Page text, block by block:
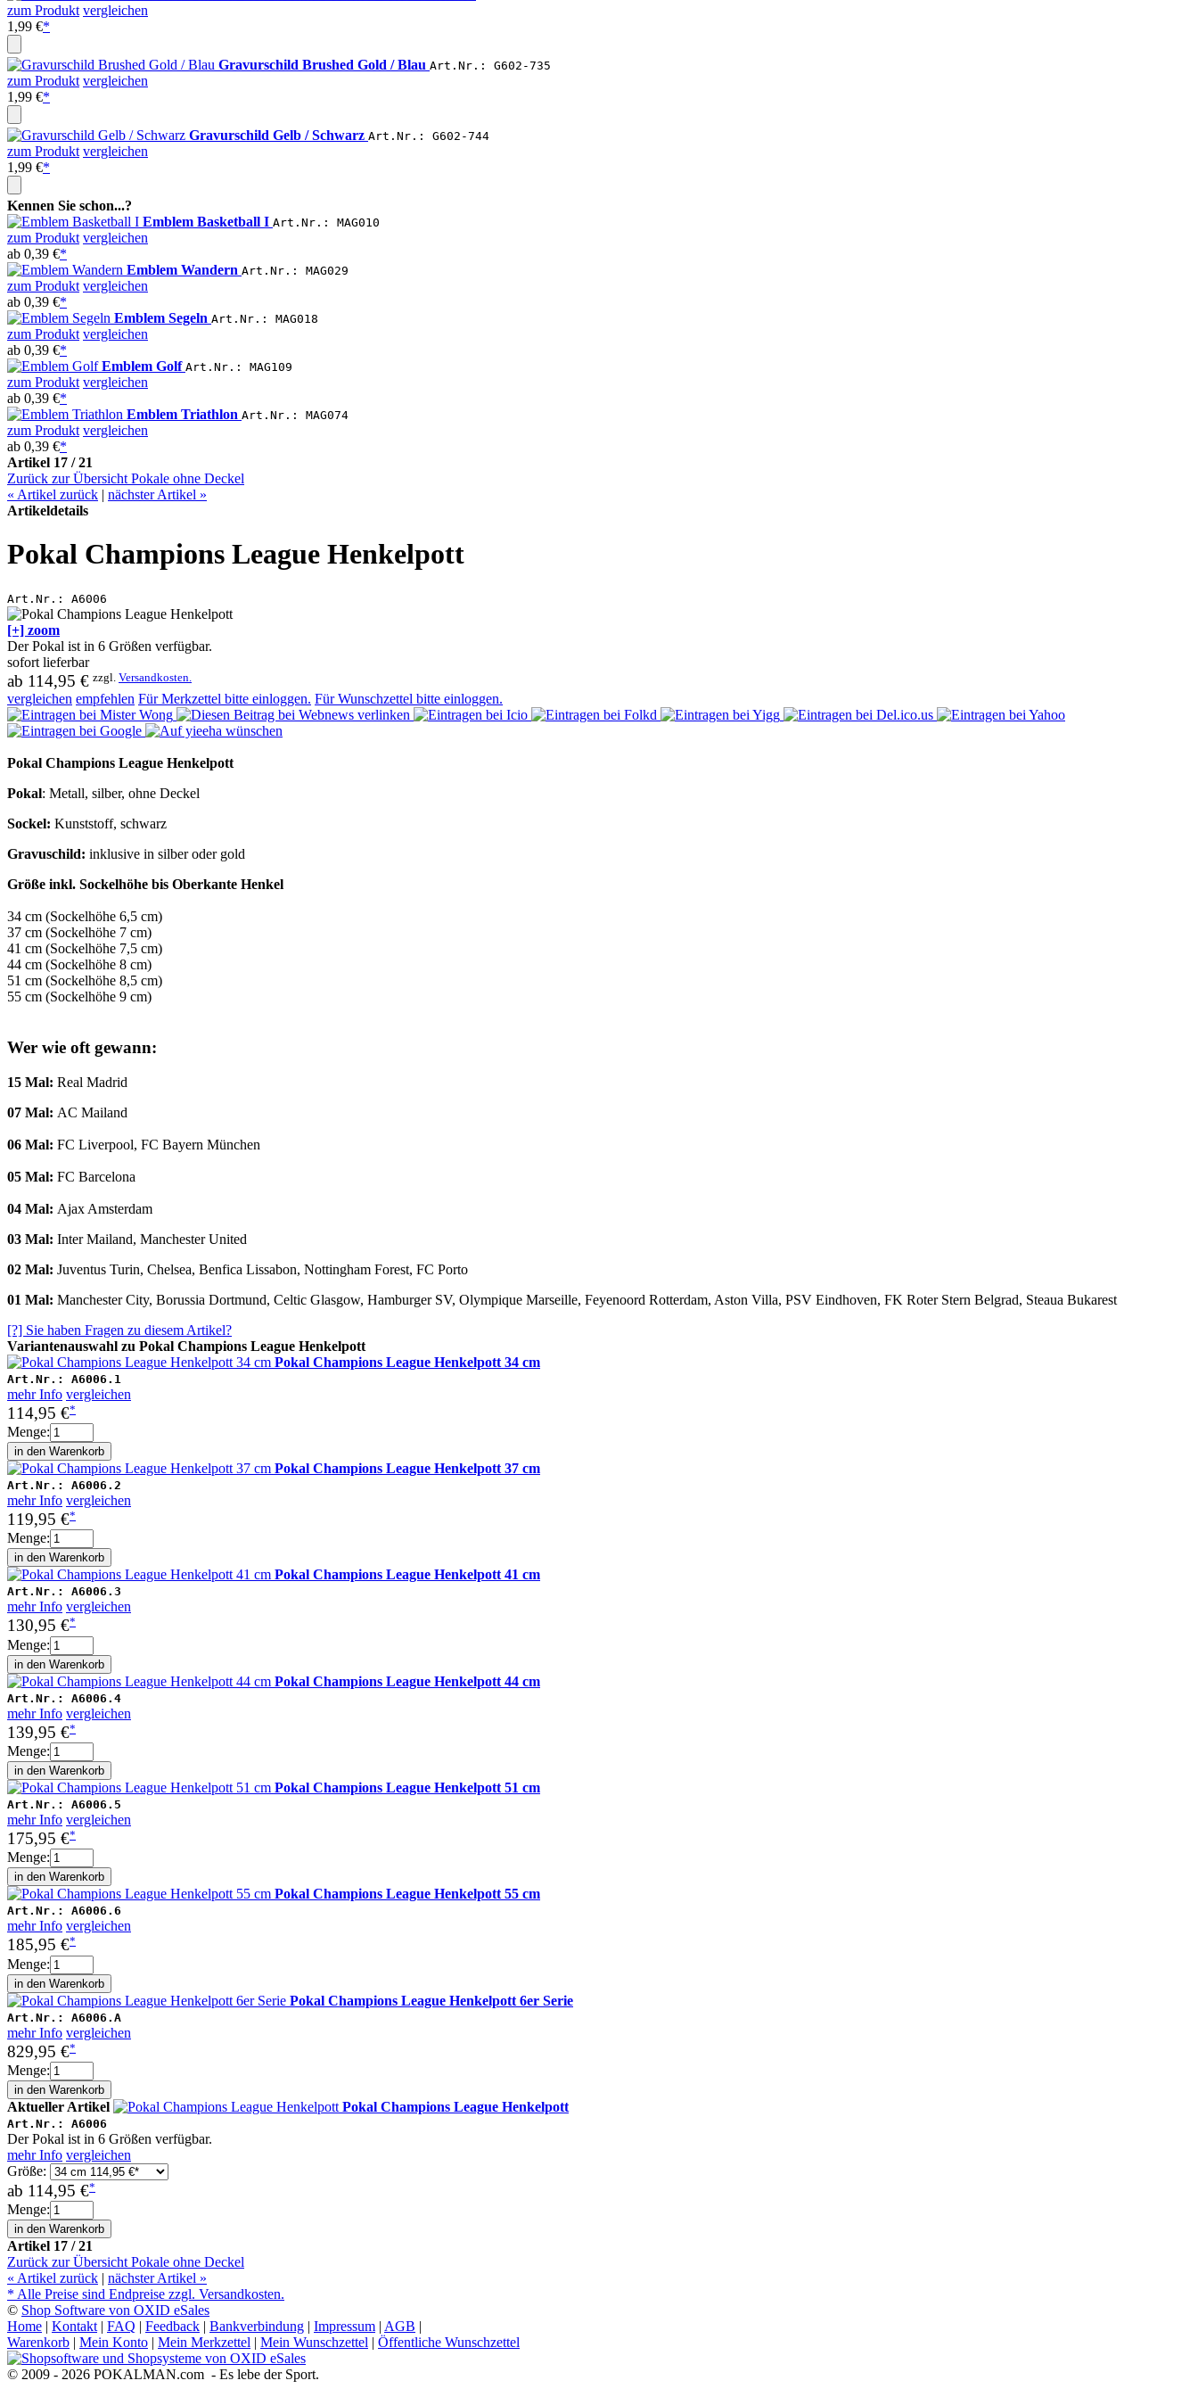
zum Produkt vergleichen
1,99 €*
Gravurschild Brushed Gold / Blau Art.Nr.: G602-735
zum Produkt vergleichen
1,99 €*
Gravurschild Gelb / Schwarz Art.Nr.: G602-744
zum Produkt vergleichen
1,99 €*
Kennen Sie schon...?
Emblem Basketball I Art.Nr.: MAG010
zum Produkt vergleichen
ab 0,39 €*
Emblem Wandern Art.Nr.: MAG029
zum Produkt vergleichen
ab 0,39 €*
Emblem Segeln Art.Nr.: MAG018
zum Produkt vergleichen
ab 0,39 €*
Emblem Golf Art.Nr.: MAG109
zum Produkt vergleichen
ab 0,39 €*
Emblem Triathlon Art.Nr.: MAG074
zum Produkt vergleichen
ab 0,39 €*
Artikel 17 / 21
Zurück zur Übersicht Pokale ohne Deckel
« Artikel zurück | nächster Artikel »
Artikeldetails
Pokal Champions League Henkelpott
Art.Nr.: A6006
[+] zoom
Der Pokal ist in 6 Größen verfügbar.
sofort lieferbar
ab 114,95 € zzgl. Versandkosten.
vergleichen empfehlen Für Merkzettel bitte einloggen. Für Wunschzettel bitte einloggen.
Pokal Champions League Henkelpott
Pokal: Metall, silber, ohne Deckel
Sockel: Kunststoff, schwarz
Gravuschild: inklusive in silber oder gold
Größe inkl. Sockelhöhe bis Oberkante Henkel
34 cm (Sockelhöhe 6,5 cm)
37 cm (Sockelhöhe 7 cm)
41 cm (Sockelhöhe 7,5 cm)
44 cm (Sockelhöhe 8 cm)
51 cm (Sockelhöhe 8,5 cm)
55 cm (Sockelhöhe 9 cm)
Wer wie oft gewann:
15 Mal: Real Madrid
07 Mal: AC Mailand
06 Mal: FC Liverpool, FC Bayern München
05 Mal: FC Barcelona
04 Mal: Ajax Amsterdam
03 Mal: Inter Mailand, Manchester United
02 Mal: Juventus Turin, Chelsea, Benfica Lissabon, Nottingham Forest, FC Porto
01 Mal: Manchester City, Borussia Dortmund, Celtic Glasgow, Hamburger SV, Olympique Marseille, Feyenoord Rotterdam, Aston Villa, PSV Eindhoven, FK Roter Stern Belgrad, Steaua Bukarest
[?] Sie haben Fragen zu diesem Artikel?
Variantenauswahl zu Pokal Champions League Henkelpott
Pokal Champions League Henkelpott 34 cm
Art.Nr.: A6006.1
mehr Info vergleichen
114,95 €*
Menge:
Pokal Champions League Henkelpott 37 cm
Art.Nr.: A6006.2
mehr Info vergleichen
119,95 €*
Menge:
Pokal Champions League Henkelpott 41 cm
Art.Nr.: A6006.3
mehr Info vergleichen
130,95 €*
Menge:
Pokal Champions League Henkelpott 44 cm
Art.Nr.: A6006.4
mehr Info vergleichen
139,95 €*
Menge:
Pokal Champions League Henkelpott 51 cm
Art.Nr.: A6006.5
mehr Info vergleichen
175,95 €*
Menge:
Pokal Champions League Henkelpott 55 cm
Art.Nr.: A6006.6
mehr Info vergleichen
185,95 €*
Menge:
Pokal Champions League Henkelpott 6er Serie
Art.Nr.: A6006.A
mehr Info vergleichen
829,95 €*
Menge:
Aktueller Artikel Pokal Champions League Henkelpott
Art.Nr.: A6006
Der Pokal ist in 6 Größen verfügbar.
mehr Info vergleichen
Größe:
ab 114,95 €*
Menge:
Artikel 17 / 21
Zurück zur Übersicht Pokale ohne Deckel
« Artikel zurück | nächster Artikel »
* Alle Preise sind Endpreise zzgl. Versandkosten.
© Shop Software von OXID eSales
Home | Kontakt | FAQ | Feedback | Bankverbindung | Impressum | AGB |
Warenkorb | Mein Konto | Mein Merkzettel | Mein Wunschzettel | Öffentliche Wunschzettel
© 2009 - 2026 POKALMAN.com - Es lebe der Sport.